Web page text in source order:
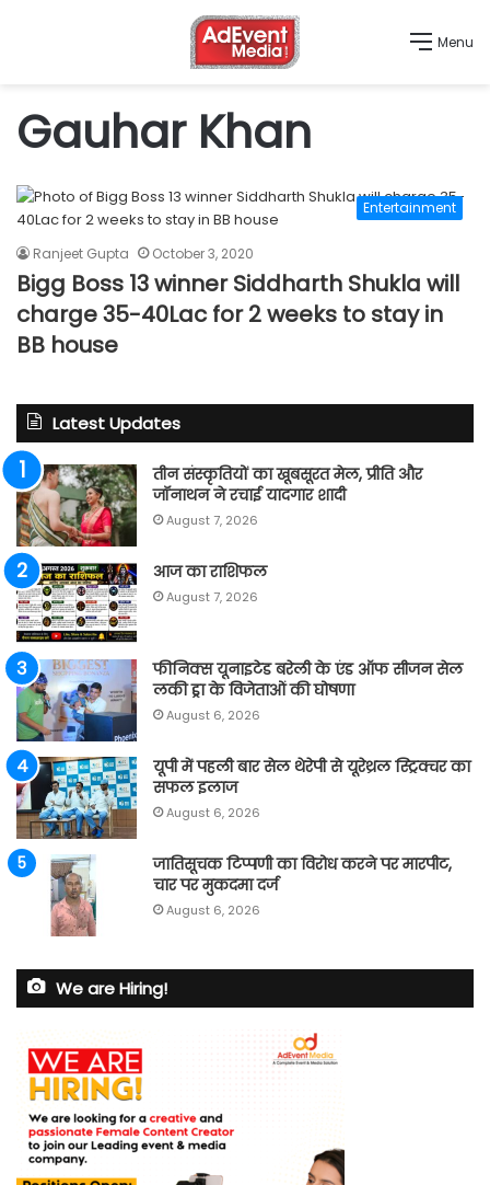
Menu
Gauhar Khan
Entertainment
Ranjeet Gupta October 3, 2020
Bigg Boss 13 winner Siddharth Shukla will
charge 35-40Lac for 2 weeks to stay in
BB house
Latest Updates
तीन संस्कृतियों का खूबसूरत मेल, प्रीति और
जॉनाथन ने रचाई यादगार शादी
August 7, 2026
आज का राशिफल
August 7, 2026
फीनिक्स यूनाइटेड बरेली के एंड ऑफ सीजन सेल
लकी ड्रा के विजेताओं की घोषणा
August 6, 2026
यूपी में पहली बार सेल थेरेपी से यूरेथ्रल स्ट्रिक्चर का
सफल इलाज
August 6, 2026
जातिसूचक टिप्पणी का विरोध करने पर मारपीट,
चार पर मुकदमा दर्ज
August 6, 2026
We are Hiring!